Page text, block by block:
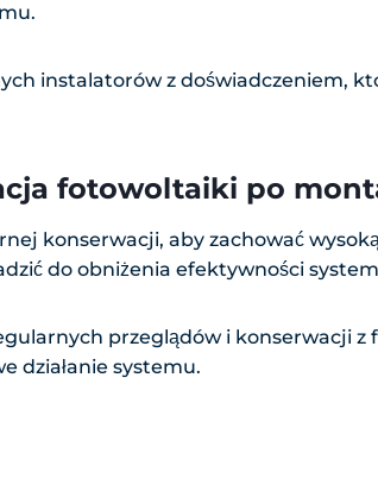
instalatorów z doświadczeniem,
fotowoltaiki po
konserwacji, aby zachować
do obniżenia efektywności
przeglądów i konserwacji z
działanie systemu.